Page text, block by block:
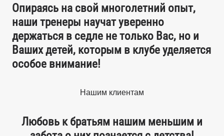
Опираясь на свой многолетний опыт,
наши тренеры научат уверенно
держаться в седле не только Вас, но и
Ваших детей, которым в клубе уделяется
особое внимание!
Нашим клиентам
Любовь к братьям нашим меньшим и